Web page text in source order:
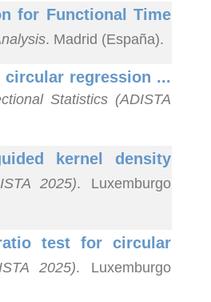
for Functional Time
. Madrid (España).
regression ...
Statistics (ADISTA
kernel density
2025). Luxemburgo
test for circular
2025). Luxemburgo